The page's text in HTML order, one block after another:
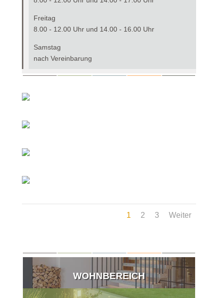
Freitag
8.00 - 12.00 Uhr und 14.00 - 16.00 Uhr
Samstag
nach Vereinbarung
1 2 3 Weiter
WOHNBEREICH